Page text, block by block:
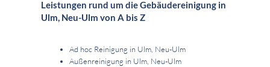
Leistungen rund um die Gebäudereinigung in
Ulm, Neu-Ulm von A bis Z
Ad hoc Reinigung in Ulm, Neu-Ulm
Außenreinigung in Ulm, Neu-Ulm